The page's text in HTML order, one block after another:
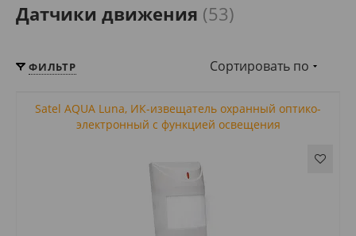
Датчики движения (53)
ФИЛЬТР Сортировать по
Satel AQUA Luna, ИК-извещатель охранный оптико-
электронный с функцией освещения